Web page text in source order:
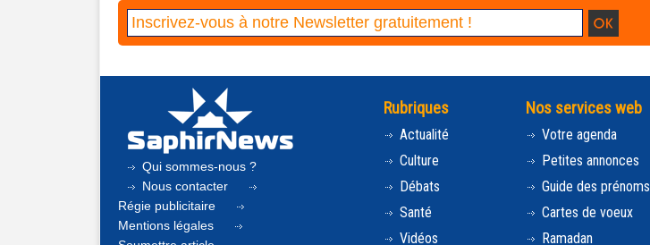
Qui sommes-nous ?
Nous contacter
Régie publicitaire
Mentions légales
Rubriques
Actualité
Culture
Débats
Santé
Vidéos
Nos services web
Votre agenda
Petites annonces
Guide des prénoms
Cartes de voeux
Ramadan